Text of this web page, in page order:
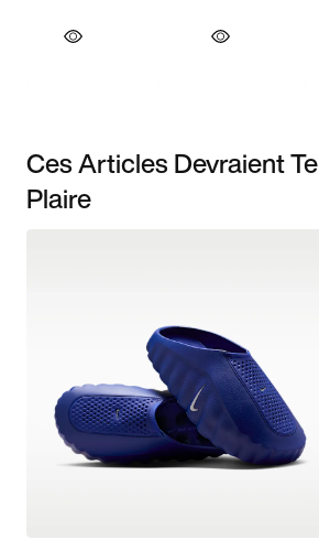
Ces Articles Devraient Te
Plaire